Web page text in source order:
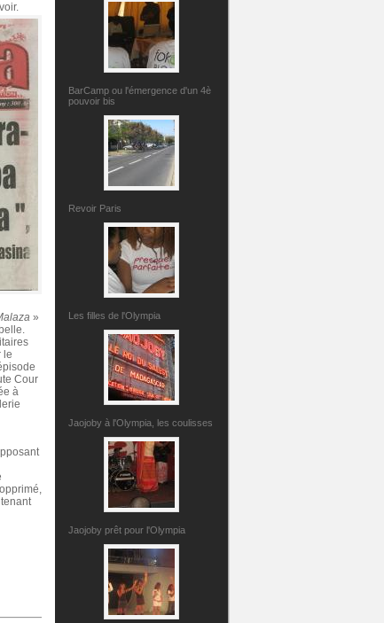
BarCamp ou l'émergence d'un 4è
pouvoir bis
Revoir Paris
Les filles de l'Olympia
Jaojoby à l'Olympia, les coulisses
Jaojoby prêt pour l'Olympia
»
le
Cour
à